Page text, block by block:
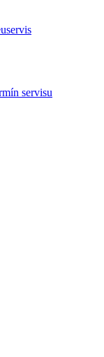
servisu